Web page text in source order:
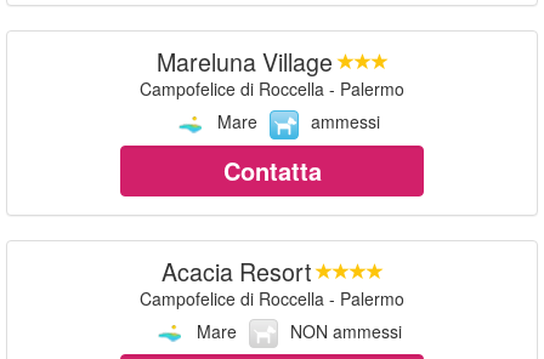
Mareluna Village
Campofelice di Roccella - Palermo
Mare
ammessi
Contatta
Acacia Resort
Campofelice di Roccella - Palermo
Mare
NON ammessi